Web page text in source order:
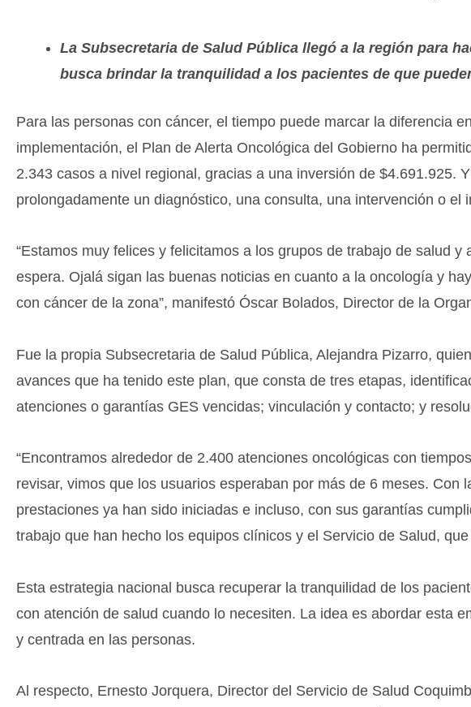
La Subsecretaria de Salud Pública llegó a la región para
busca brindar la tranquilidad a los pacientes de que
Para las personas con cáncer, el tiempo puede marcar la diferencia
implementación, el Plan de Alerta Oncológica del Gobierno ha
2.343 casos a nivel regional, gracias a una inversión de $4.691.925.
prolongadamente un diagnóstico, una consulta, una intervención o el
“Estamos muy felices y felicitamos a los grupos de trabajo de salud
espera. Ojalá sigan las buenas noticias en cuanto a la oncología y
con cáncer de la zona”, manifestó Óscar Bolados, Director de la
Fue la propia Subsecretaria de Salud Pública, Alejandra Pizarro,
avances que ha tenido este plan, que consta de tres etapas,
atenciones o garantías GES vencidas; vinculación y contacto; y
“Encontramos alrededor de 2.400 atenciones oncológicas con
revisar, vimos que los usuarios esperaban por más de 6 meses. Con
prestaciones ya han sido iniciadas e incluso, con sus garantías
trabajo que han hecho los equipos clínicos y el Servicio de Salud,
Esta estrategia nacional busca recuperar la tranquilidad de los
con atención de salud cuando lo necesiten. La idea es abordar esta
y centrada en las personas.
Al respecto, Ernesto Jorquera, Director del Servicio de Salud